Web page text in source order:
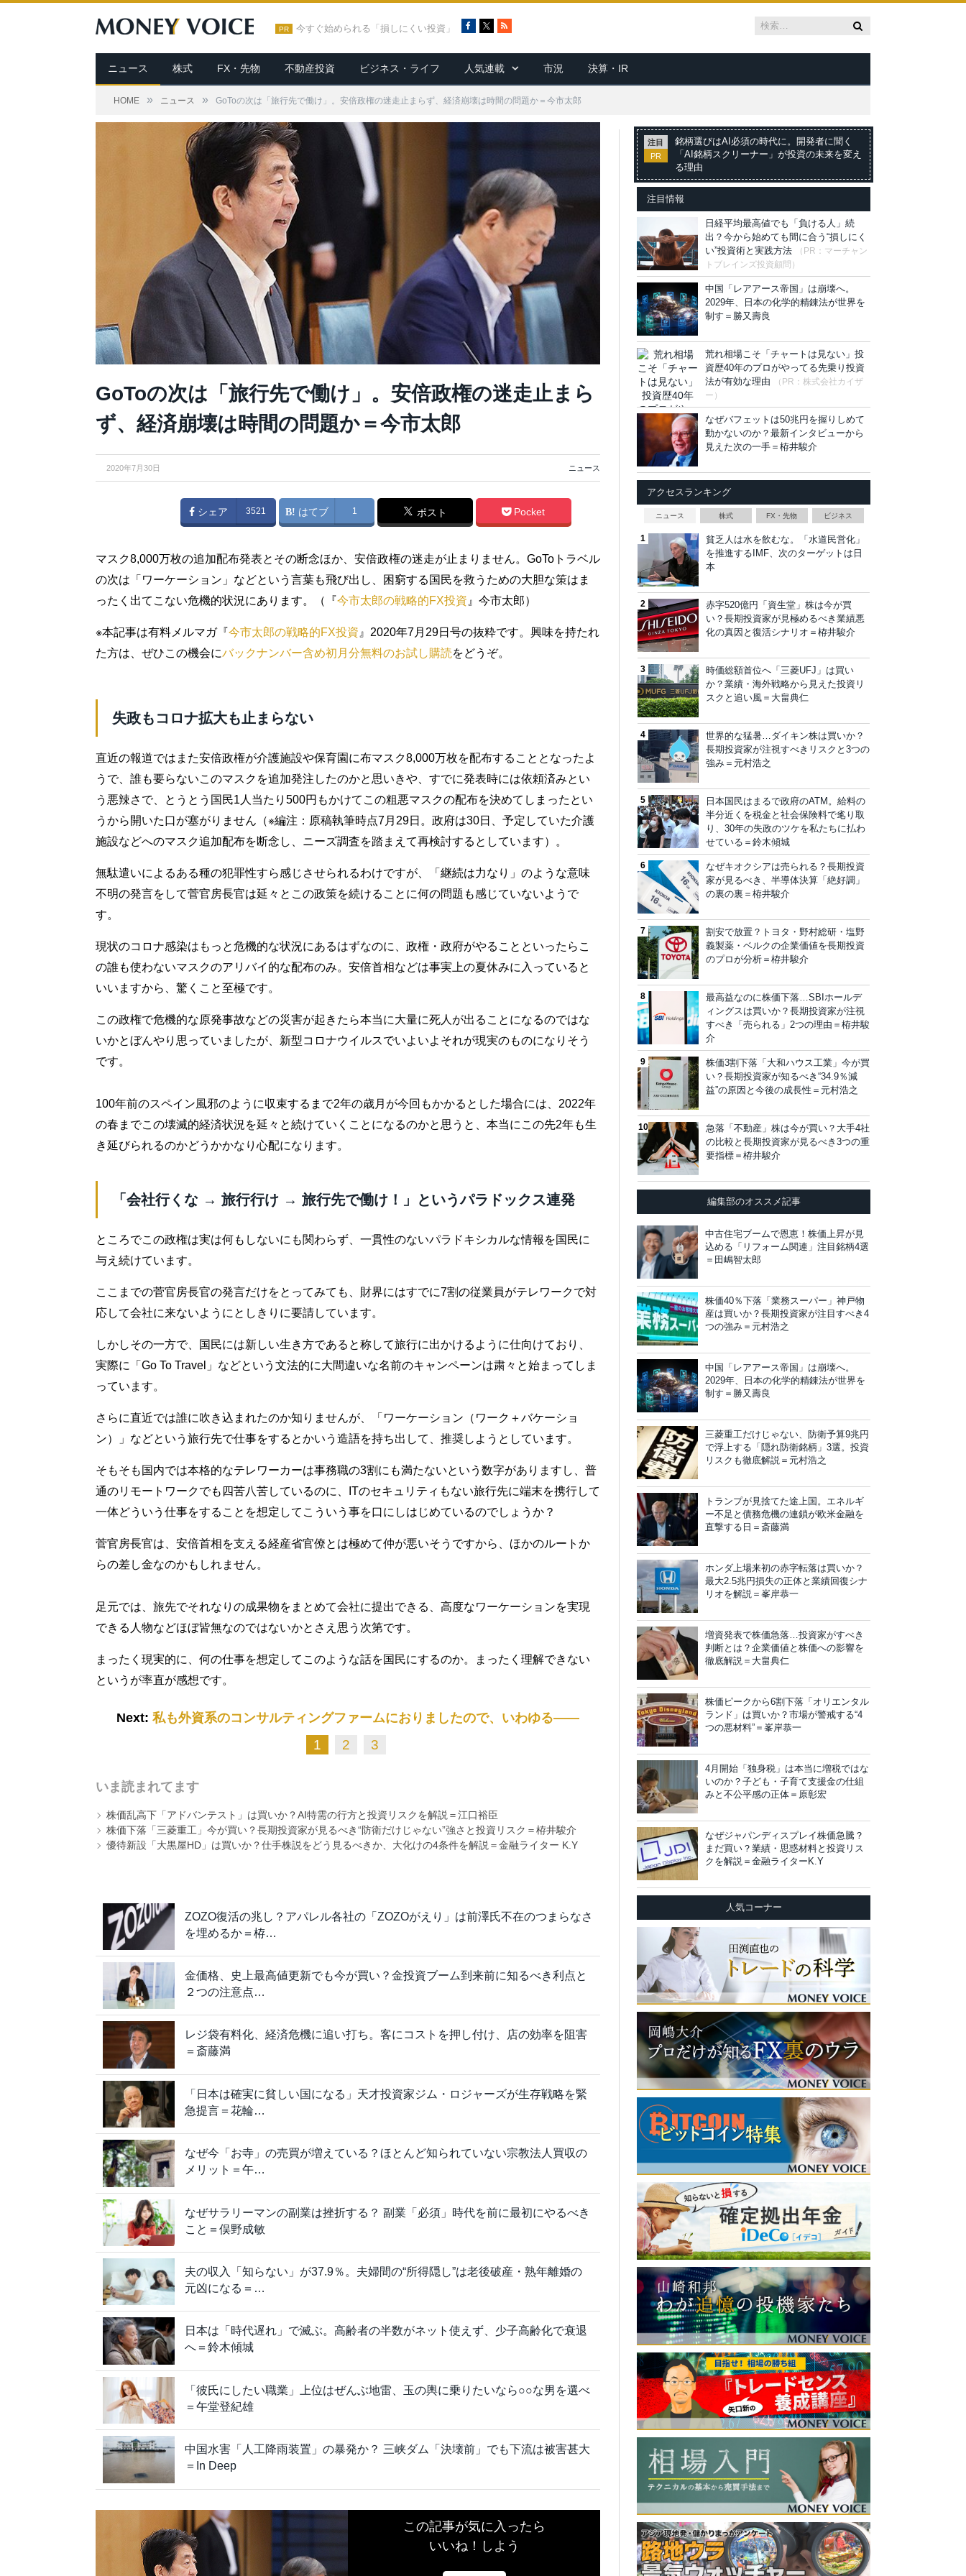
PR 今すぐ始められる「損しにくい投資」
c
e
b
o
R
S
ニュース 株式 FX・先物 不動産投資 ビジネス・ライフ 人気連載 市況 決算・IR
HOME » ニュース » GoToの次は「旅行先で働け」。安倍政権の迷走止まらず、経済崩壊は時間の問題か＝今市太郎
GoToの次は「旅行先で働け」。安倍政権の迷走止まら
ず、経済崩壊は時間の問題か＝今市太郎
2020年7月30日 ニュース
シェア 3521 はてブ 1 ポスト Pocket
マスク8,000万枚の追加配布発表とその断念ほか、安倍政権の迷走が止まりません。GoToトラベル
の次は「ワーケーション」などという言葉も飛び出し、困窮する国民を救うための大胆な策はま
ったく出てこない危機的状況にあります。（『今市太郎の戦略的FX投資 』今市太郎）
※本記事は有料メルマガ『今市太郎の戦略的FX投資 』2020年7月29日号の抜粋です。興味を持たれ
た方は、ぜひこの機会にバックナンバー含め初月分無料のお試し購読をどうぞ。
失政もコロナ拡大も止まらない
直近の報道ではまた安倍政権が介護施設や保育園に布マスク8,000万枚を配布することとなったよ
うで、誰も要らないこのマスクを追加発注したのかと思いきや、すでに発表時には依頼済みとい
う悪辣さで、とうとう国民1人当たり500円もかけてこの粗悪マスクの配布を決めてしまったとい
うから開いた口が塞がりません（※編注：原稿執筆時点7月29日。政府は30日、予定していた介護
施設などへのマスク追加配布を断念し、ニーズ調査を踏まえて再検討するとしています）。
無駄遣いによるある種の犯罪性すら感じさせられるわけですが、「継続は力なり」のような意味
不明の発言をして菅官房長官は延々とこの政策を続けることに何の問題も感じていないようで
す。
現状のコロナ感染はもっと危機的な状況にあるはずなのに、政権・政府がやることといったらこ
の誰も使わないマスクのアリバイ的な配布のみ。安倍首相などは事実上の夏休みに入っていると
いいますから、驚くこと至極です。
この政権で危機的な原発事故などの災害が起きたら本当に大量に死人が出ることになるのではな
いかとぼんやり思っていましたが、新型コロナウイルスでいよいよそれが現実のものになりそう
です。
100年前のスペイン風邪のように収束するまで2年の歳月が今回もかかるとした場合には、2022年
の春までこの壊滅的経済状況を延々と続けていくことになるのかと思うと、本当にこの先2年も生
き延びられるのかどうかかなり心配になります。
「会社行くな → 旅行行け → 旅行先で働け！」というパラドックス連発
ところでこの政権は実は何もしないにも関わらず、一貫性のないパラドキシカルな情報を国民に
与え続けています。
ここまでの菅官房長官の発言だけをとってみても、財界にはすでに7割の従業員がテレワークで対
応して会社に来ないようにとしきりに要請しています。
しかしその一方で、国民には新しい生き方であると称して旅行に出かけるように仕向けており、
実際に「Go To Travel」などという文法的に大間違いな名前のキャンペーンは粛々と始まってしま
っています。
さらに直近では誰に吹き込まれたのか知りませんが、「ワーケーション（ワーク＋バケーショ
ン）」などという旅行先で仕事をするとかいう造語を持ち出して、推奨しようとしています。
そもそも国内では本格的なテレワーカーは事務職の3割にも満たないという数字がありますし、普
通のリモートワークでも四苦八苦しているのに、ITのセキュリティもない旅行先に端末を携行して
一体どういう仕事をすることを想定してこういう事を口にしはじめているのでしょうか？
菅官房長官は、安倍首相を支える経産省官僚とは極めて仲が悪いそうですから、ほかのルートか
らの差し金なのかもしれません。
足元では、旅先でそれなりの成果物をまとめて会社に提出できる、高度なワーケーションを実現
できる人物などほぼ皆無なのではないかとさえ思う次第です。
まったく現実的に、何の仕事を想定してこのような話を国民にするのか。まったく理解できない
というが率直が感想です。
Next: 私も外資系のコンサルティングファームにおりましたので、いわゆる――
1 2 3
いま読まれてます
株価乱高下「アドバンテスト」は買いか？AI特需の行方と投資リスクを解説＝江口裕臣
株価下落「三菱重工」今が買い？長期投資家が見るべき“防衛だけじゃない”強さと投資リスク＝栫井駿介
優待新設「大黒屋HD」は買いか？仕手株説をどう見るべきか、大化けの4条件を解説＝金融ライター K.Y
ZOZO復活の兆し？アパレル各社の「ZOZOがえり」は前澤氏不在のつまらなさ
を埋めるか＝栫…
金価格、史上最高値更新でも今が買い？金投資ブーム到来前に知るべき利点と
２つの注意点…
レジ袋有料化、経済危機に追い打ち。客にコストを押し付け、店の効率を阻害
＝斎藤満
「日本は確実に貧しい国になる」天才投資家ジム・ロジャーズが生存戦略を緊
急提言＝花輪…
なぜ今「お寺」の売買が増えている？ほとんど知られていない宗教法人買収の
メリット＝午…
なぜサラリーマンの副業は挫折する？ 副業「必須」時代を前に最初にやるべき
こと＝俣野成敏
夫の収入「知らない」が37.9％。夫婦間の“所得隠し”は老後破産・熟年離婚の
元凶になる＝…
日本は「時代遅れ」で滅ぶ。高齢者の半数がネット使えず、少子高齢化で衰退
へ＝鈴木傾城
「彼氏にしたい職業」上位はぜんぶ地雷、玉の輿に乗りたいなら○○な男を選べ
＝午堂登紀雄
中国水害「人工降雨装置」の暴発か？ 三峡ダム「決壊前」でも下流は被害甚大
＝In Deep
この記事が気に入ったら
いいね！しよう
注目
PR
銘柄選びはAI必須の時代に。開発者に聞く
「AI銘柄スクリーナー」が投資の未来を変え
る理由
注目情報
日経平均最高値でも「負ける人」続
出？今から始めても間に合う“損しにく
い”投資術と実践方法
（PR：マーチャン
トブレインズ投資顧問）
中国「レアアース帝国」は崩壊へ。
2029年、日本の化学的精錬法が世界を
制す＝勝又壽良
荒れ相場こそ「チャートは見ない」投
資歴40年のプロがやってる先乗り投資
法が有効な理由
（PR：株式会社カイザ
ー）
なぜバフェットは50兆円を握りしめて
動かないのか？最新インタビューから
見えた次の一手＝栫井駿介
アクセスランキング
ニュース 株式 FX・先物 ビジネス
貧乏人は水を飲むな。「水道民営化」
を推進するIMF、次のターゲットは日
本
赤字520億円「資生堂」株は今が買
い？長期投資家が見極めるべき業績悪
化の真因と復活シナリオ＝栫井駿介
時価総額首位へ「三菱UFJ」は買い
か？業績・海外戦略から見えた投資リ
スクと追い風＝大畠典仁
世界的な猛暑…ダイキン株は買いか？
長期投資家が注視すべきリスクと3つの
強み＝元村浩之
日本国民はまるで政府のATM。給料の
半分近くを税金と社会保険料で毟り取
り、30年の失政のツケを私たちに払わ
せている＝鈴木傾城
なぜキオクシアは売られる？長期投資
家が見るべき、半導体決算「絶好調」
の裏の裏＝栫井駿介
割安で放置？トヨタ・野村総研・塩野
義製薬・ベルクの企業価値を長期投資
のプロが分析＝栫井駿介
最高益なのに株価下落…SBIホールデ
ィングスは買いか？長期投資家が注視
すべき「売られる」2つの理由＝栫井駿
介
株価3割下落「大和ハウス工業」今が買
い？長期投資家が知るべき“34.9％減
益”の原因と今後の成長性＝元村浩之
急落「不動産」株は今が買い？大手4社
の比較と長期投資家が見るべき3つの重
要指標＝栫井駿介
編集部のオススメ記事
中古住宅ブームで恩恵！株価上昇が見
込める「リフォーム関連」注目銘柄4選
＝田嶋智太郎
株価40％下落「業務スーパー」神戸物
産は買いか？長期投資家が注目すべき4
つの強み＝元村浩之
中国「レアアース帝国」は崩壊へ。
2029年、日本の化学的精錬法が世界を
制す＝勝又壽良
三菱重工だけじゃない、防衛予算9兆円
で浮上する「隠れ防衛銘柄」3選。投資
リスクも徹底解説＝元村浩之
トランプが見捨てた途上国。エネルギ
ー不足と債務危機の連鎖が欧米金融を
直撃する日＝斎藤満
ホンダ上場来初の赤字転落は買いか？
最大2.5兆円損失の正体と業績回復シナ
リオを解説＝峯岸恭一
増資発表で株価急落…投資家がすべき
判断とは？企業価値と株価への影響を
徹底解説＝大畠典仁
株価ピークから6割下落「オリエンタル
ランド」は買いか？市場が警戒する“4
つの悪材料”＝峯岸恭一
4月開始「独身税」は本当に増税ではな
いのか？子ども・子育て支援金の仕組
みと不公平感の正体＝原彰宏
なぜジャパンディスプレイ株価急騰？
まだ買い？業績・思惑材料と投資リス
クを解説＝金融ライターK.Y
人気コーナー